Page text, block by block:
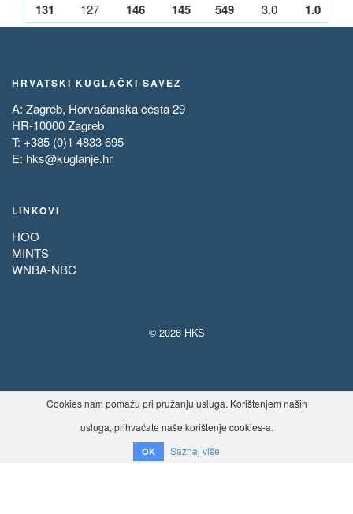
131 127 146 145 549 3.0 1.0
HRVATSKI KUGLAČKI SAVEZ
A: Zagreb, Horvaćanska cesta 29
HR-10000 Zagreb
T: +385 (0)1 4833 695
E: hks@kuglanje.hr
LINKOVI
HOO
MINTS
WNBA-NBC
© 2026 HKS
Cookies nam pomažu pri pružanju usluga. Korištenjem naših
usluga, prihvaćate naše korištenje cookies-a.
OK Saznaj više